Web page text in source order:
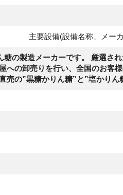
主要設備(設備名称、メー
の製造メーカーです。 厳選さ
への卸売りを行い、全国のお客
売の”黒糖かりん糖”と”塩かりん